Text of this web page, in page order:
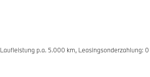
Laufleistung p.a. 5.000 km, Leasingsonderzahlung: